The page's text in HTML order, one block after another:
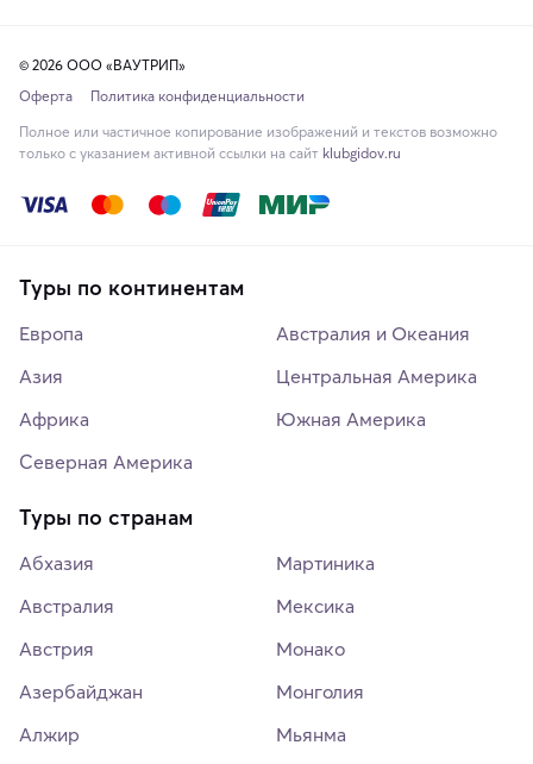
© 2026 ООО «ВАУТРИП»
Оферта
Политика конфиденциальности
Полное или частичное копирование изображений и текстов возможно
только с указанием активной ссылки на сайт klubgidov.ru
Туры по континентам
Европа
Азия
Африка
Северная Америка
Австралия и Океания
Центральная Америка
Южная Америка
Туры по странам
Абхазия
Австралия
Австрия
Азербайджан
Алжир
Мартиника
Мексика
Монако
Монголия
Мьянма